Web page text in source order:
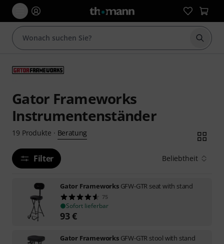
Suche
Gator Frameworks
Instrumentenständer
19 Produkte · Beratung
Filter Beliebtheit
Gator Frameworks GFW-GTR seat with stand
75
Sofort lieferbar
93€
Gator Frameworks GFW-GTR stool with stand